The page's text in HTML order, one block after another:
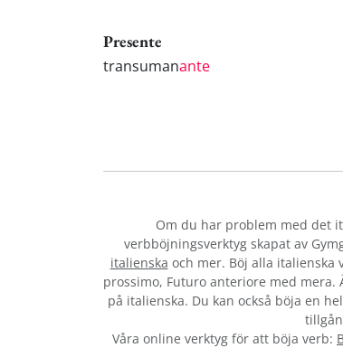
Presente
transumanante
Om du har problem med det
verbböjningsverktyg skapat av
italienska och mer. Böj alla italienska
prossimo, Futuro anteriore med
på italienska. Du kan också böja en
Våra online verktyg för att böja verb: